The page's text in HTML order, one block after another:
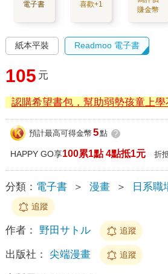
電子書 喜歡+1
賺金幣
紙本平裝 Readmoo 電子書
105 元
認購希望書包，幫助弱勢孩童上學
預計最高可得金幣 5點 ?
HAPPY GO享100累1點 4點抵1元 折
分類： 電子書 ＞ 漫畫 ＞ 日系職
追蹤
作者： 野田サトル 追蹤
出版社： 尖端漫畫 追蹤